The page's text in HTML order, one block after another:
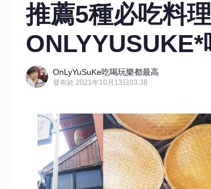
推薦5種必吃料
OnLyYuSuKe吃喝玩樂都最高
發布於 2021年10月13日03:38